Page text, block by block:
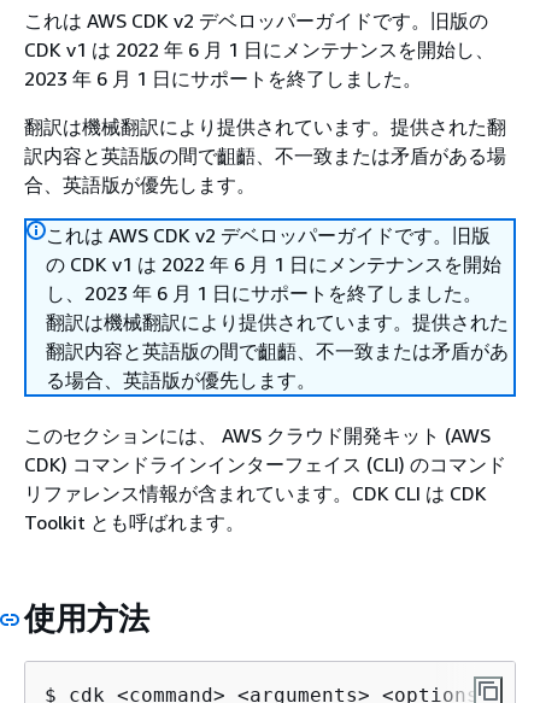
これは AWS CDK v2 デベロッパーガイドです。旧版の
CDK v1 は 2022 年 6 月 1 日にメンテナンスを開始し、
2023 年 6 月 1 日にサポートを終了しました。
翻訳は機械翻訳により提供されています。提供された翻
訳内容と英語版の間で齟齬、不一致または矛盾がある場
合、英語版が優先します。
これは AWS CDK v2 デベロッパーガイドです。旧版
の CDK v1 は 2022 年 6 月 1 日にメンテナンスを開始
し、2023 年 6 月 1 日にサポートを終了しました。
翻訳は機械翻訳により提供されています。提供された
翻訳内容と英語版の間で齟齬、不一致または矛盾があ
る場合、英語版が優先します。
このセクションには、 AWS クラウド開発キット (AWS
CDK) コマンドラインインターフェイス (CLI) のコマンド
リファレンス情報が含まれています。CDK CLI は CDK
Toolkit とも呼ばれます。
使用方法
$ cdk <command> <arguments> <options>